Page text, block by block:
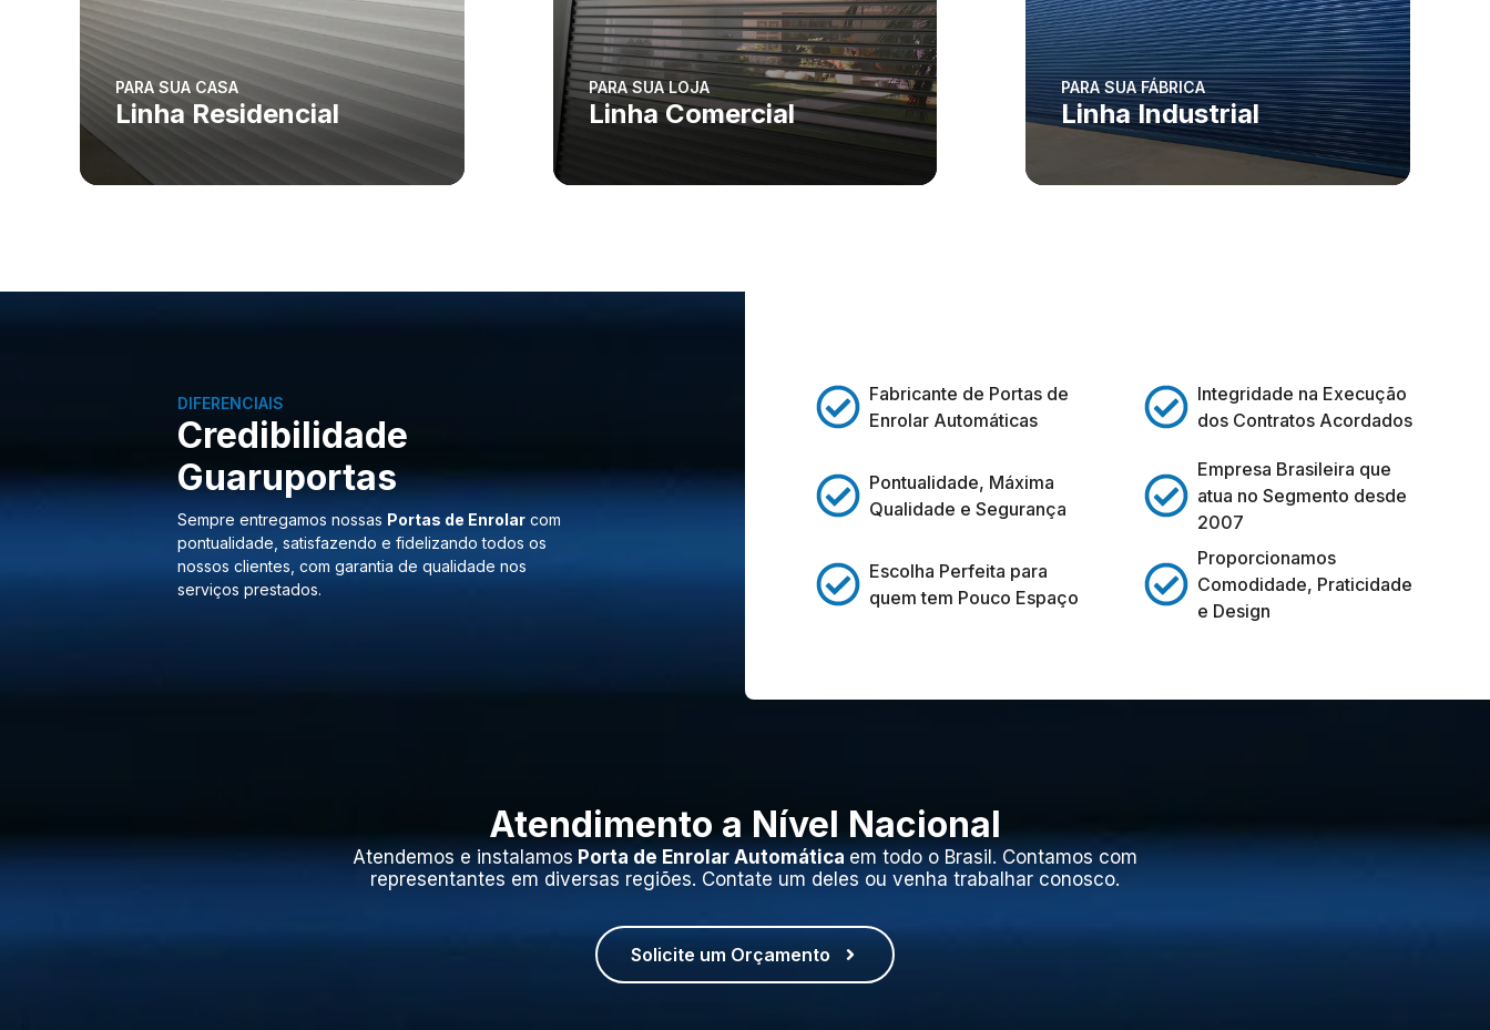
PARA SUA CASA
Linha Residencial
PARA SUA LOJA
Linha Comercial
PARA SUA FÁBRICA
Linha Industrial
DIFERENCIAIS
Credibilidade
Guaruportas
Sempre entregamos nossas Portas de Enrolar com
pontualidade, satisfazendo e fidelizando todos os
nossos clientes, com garantia de qualidade nos
serviços prestados.
Fabricante de Portas de
Enrolar Automáticas
Pontualidade, Máxima
Qualidade e Segurança
Escolha Perfeita para
quem tem Pouco Espaço
Integridade na Execução
dos Contratos Acordados
Empresa Brasileira que
atua no Segmento desde
2007
Proporcionamos
Comodidade, Praticidade
e Design
Atendimento a Nível Nacional
Atendemos e instalamos Porta de Enrolar Automática em todo o Brasil. Contamos com
representantes em diversas regiões. Contate um deles ou venha trabalhar conosco.
Solicite um Orçamento